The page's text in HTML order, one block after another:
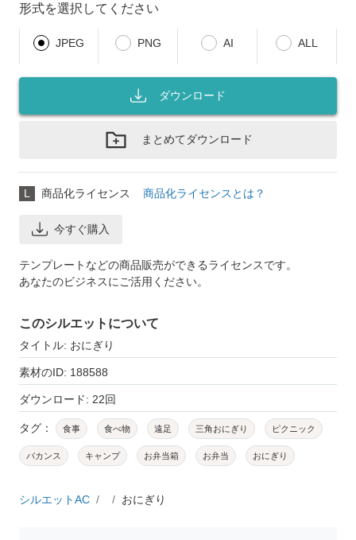
形式を選択してください
JPEG PNG AI ALL
ダウンロード
まとめてダウンロード
L 商品化ライセンス 商品化ライセンスとは？
今すぐ購入
テンプレートなどの商品販売ができるライセンスです。
あなたのビジネスにご活用ください。
このシルエットについて
タイトル: おにぎり
素材のID: 188588
ダウンロード: 22回
タグ： 食事 食べ物 遠足 三角おにぎり ピクニック
バカンス キャンプ お弁当箱 お弁当 おにぎり
シルエットAC おにぎり